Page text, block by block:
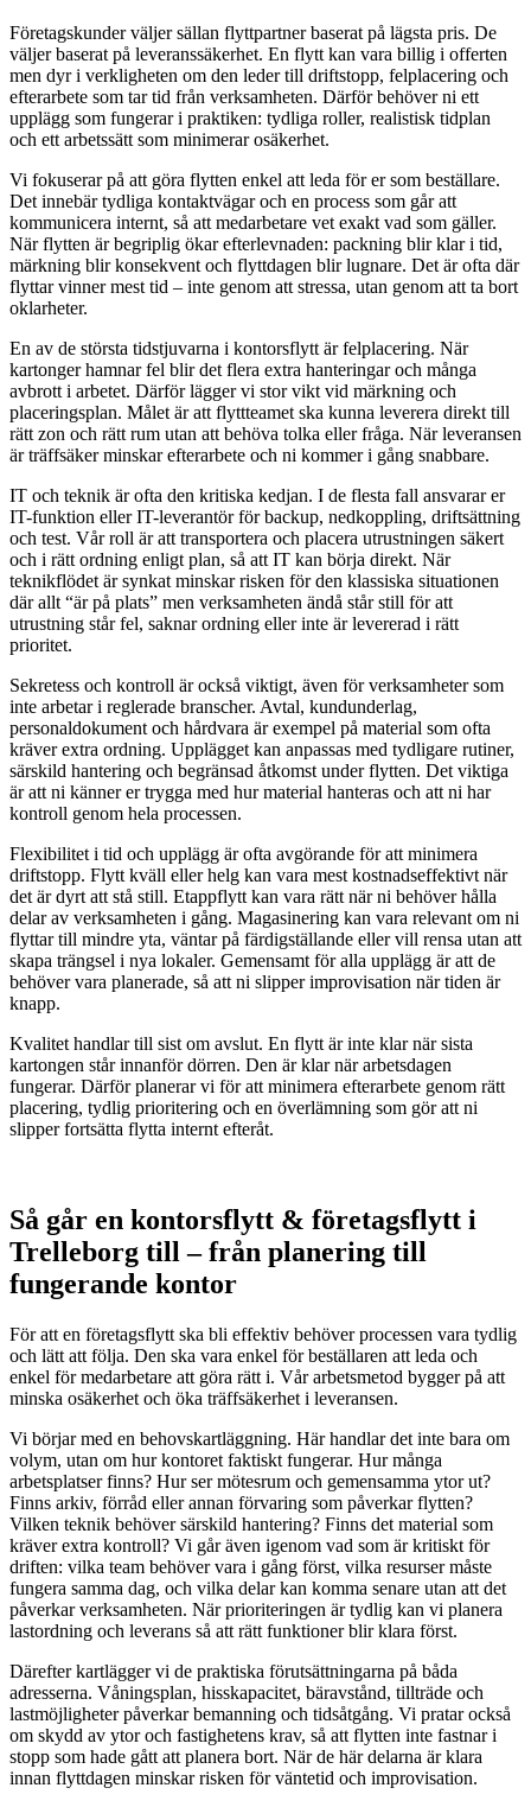
Företagskunder väljer sällan flyttpartner baserat på lägsta pris. De
väljer baserat på leveranssäkerhet. En flytt kan vara billig i offerten
men dyr i verkligheten om den leder till driftstopp, felplacering och
efterarbete som tar tid från verksamheten. Därför behöver ni ett
upplägg som fungerar i praktiken: tydliga roller, realistisk tidplan
och ett arbetssätt som minimerar osäkerhet.
Vi fokuserar på att göra flytten enkel att leda för er som beställare.
Det innebär tydliga kontaktvägar och en process som går att
kommunicera internt, så att medarbetare vet exakt vad som gäller.
När flytten är begriplig ökar efterlevnaden: packning blir klar i tid,
märkning blir konsekvent och flyttdagen blir lugnare. Det är ofta där
flyttar vinner mest tid – inte genom att stressa, utan genom att ta bort
oklarheter.
En av de största tidstjuvarna i kontorsflytt är felplacering. När
kartonger hamnar fel blir det flera extra hanteringar och många
avbrott i arbetet. Därför lägger vi stor vikt vid märkning och
placeringsplan. Målet är att flyttteamet ska kunna leverera direkt till
rätt zon och rätt rum utan att behöva tolka eller fråga. När leveransen
är träffsäker minskar efterarbete och ni kommer i gång snabbare.
IT och teknik är ofta den kritiska kedjan. I de flesta fall ansvarar er
IT-funktion eller IT-leverantör för backup, nedkoppling, driftsättning
och test. Vår roll är att transportera och placera utrustningen säkert
och i rätt ordning enligt plan, så att IT kan börja direkt. När
teknikflödet är synkat minskar risken för den klassiska situationen
där allt “är på plats” men verksamheten ändå står still för att
utrustning står fel, saknar ordning eller inte är levererad i rätt
prioritet.
Sekretess och kontroll är också viktigt, även för verksamheter som
inte arbetar i reglerade branscher. Avtal, kundunderlag,
personaldokument och hårdvara är exempel på material som ofta
kräver extra ordning. Upplägget kan anpassas med tydligare rutiner,
särskild hantering och begränsad åtkomst under flytten. Det viktiga
är att ni känner er trygga med hur material hanteras och att ni har
kontroll genom hela processen.
Flexibilitet i tid och upplägg är ofta avgörande för att minimera
driftstopp. Flytt kväll eller helg kan vara mest kostnadseffektivt när
det är dyrt att stå still. Etappflytt kan vara rätt när ni behöver hålla
delar av verksamheten i gång. Magasinering kan vara relevant om ni
flyttar till mindre yta, väntar på färdigställande eller vill rensa utan att
skapa trängsel i nya lokaler. Gemensamt för alla upplägg är att de
behöver vara planerade, så att ni slipper improvisation när tiden är
knapp.
Kvalitet handlar till sist om avslut. En flytt är inte klar när sista
kartongen står innanför dörren. Den är klar när arbetsdagen
fungerar. Därför planerar vi för att minimera efterarbete genom rätt
placering, tydlig prioritering och en överlämning som gör att ni
slipper fortsätta flytta internt efteråt.
Så går en kontorsflytt & företagsflytt i
Trelleborg till – från planering till
fungerande kontor
För att en företagsflytt ska bli effektiv behöver processen vara tydlig
och lätt att följa. Den ska vara enkel för beställaren att leda och
enkel för medarbetare att göra rätt i. Vår arbetsmetod bygger på att
minska osäkerhet och öka träffsäkerhet i leveransen.
Vi börjar med en behovskartläggning. Här handlar det inte bara om
volym, utan om hur kontoret faktiskt fungerar. Hur många
arbetsplatser finns? Hur ser mötesrum och gemensamma ytor ut?
Finns arkiv, förråd eller annan förvaring som påverkar flytten?
Vilken teknik behöver särskild hantering? Finns det material som
kräver extra kontroll? Vi går även igenom vad som är kritiskt för
driften: vilka team behöver vara i gång först, vilka resurser måste
fungera samma dag, och vilka delar kan komma senare utan att det
påverkar verksamheten. När prioriteringen är tydlig kan vi planera
lastordning och leverans så att rätt funktioner blir klara först.
Därefter kartlägger vi de praktiska förutsättningarna på båda
adresserna. Våningsplan, hisskapacitet, bäravstånd, tillträde och
lastmöjligheter påverkar bemanning och tidsåtgång. Vi pratar också
om skydd av ytor och fastighetens krav, så att flytten inte fastnar i
stopp som hade gått att planera bort. När de här delarna är klara
innan flyttdagen minskar risken för väntetid och improvisation.